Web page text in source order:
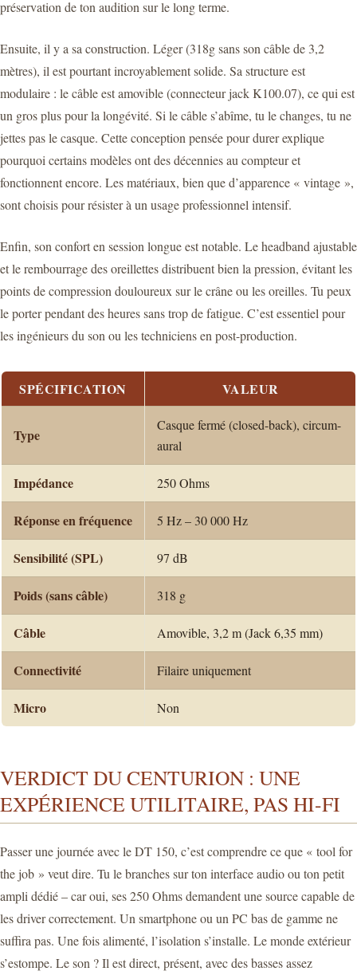
préservation de ton audition sur le long terme.
Ensuite, il y a sa construction. Léger (318g sans son câble de 3,2
mètres), il est pourtant incroyablement solide. Sa structure est
modulaire : le câble est amovible (connecteur jack K100.07), ce qui est
un gros plus pour la longévité. Si le câble s’abîme, tu le changes, tu ne
jettes pas le casque. Cette conception pensée pour durer explique
pourquoi certains modèles ont des décennies au compteur et
fonctionnent encore. Les matériaux, bien que d’apparence « vintage »,
sont choisis pour résister à un usage professionnel intensif.
Enfin, son confort en session longue est notable. Le headband ajustable
et le rembourrage des oreillettes distribuent bien la pression, évitant les
points de compression douloureux sur le crâne ou les oreilles. Tu peux
le porter pendant des heures sans trop de fatigue. C’est essentiel pour
les ingénieurs du son ou les techniciens en post-production.
SPÉCIFICATION VALEUR
Type
Casque fermé (closed-back), circum-
aural
Impédance 250 Ohms
Réponse en fréquence 5 Hz – 30 000 Hz
Sensibilité (SPL) 97 dB
Poids (sans câble) 318 g
Câble Amovible, 3,2 m (Jack 6,35 mm)
Connectivité Filaire uniquement
Micro Non
VERDICT DU CENTURION : UNE
EXPÉRIENCE UTILITAIRE, PAS HI-FI
Passer une journée avec le DT 150, c’est comprendre ce que « tool for
the job » veut dire. Tu le branches sur ton interface audio ou ton petit
ampli dédié – car oui, ses 250 Ohms demandent une source capable de
les driver correctement. Un smartphone ou un PC bas de gamme ne
suffira pas. Une fois alimenté, l’isolation s’installe. Le monde extérieur
s’estompe. Le son ? Il est direct, présent, avec des basses assez